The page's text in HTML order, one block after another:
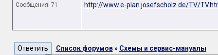
Сообщения: 71
http://www.e-plan.josefscholz.de/TV/
Список форумов» Схемы и сервис-мануалы